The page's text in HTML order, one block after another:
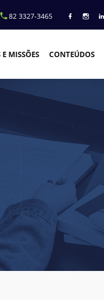
82 3327-3465
E MISSÕES CONTEÚDOS